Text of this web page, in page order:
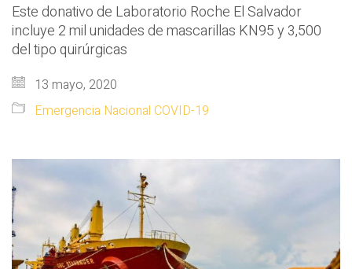
Este donativo de Laboratorio Roche El Salvador
incluye 2 mil unidades de mascarillas KN95 y 3,500
del tipo quirúrgicas
13 mayo, 2020
Emergencia Nacional COVID-19